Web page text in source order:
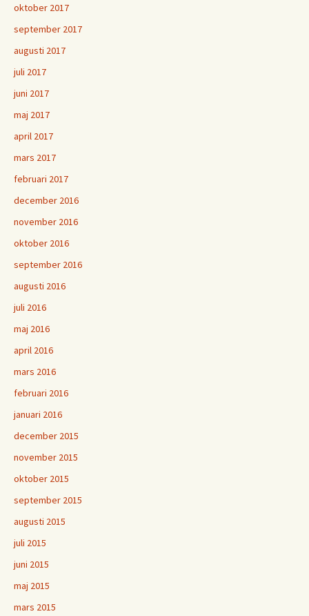
oktober 2017
september 2017
augusti 2017
juli 2017
juni 2017
maj 2017
april 2017
mars 2017
februari 2017
december 2016
november 2016
oktober 2016
september 2016
augusti 2016
juli 2016
maj 2016
april 2016
mars 2016
februari 2016
januari 2016
december 2015
november 2015
oktober 2015
september 2015
augusti 2015
juli 2015
juni 2015
maj 2015
mars 2015